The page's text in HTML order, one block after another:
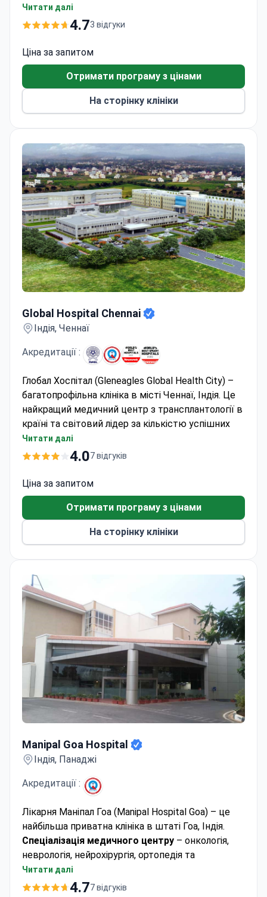
проходять лікування
пацієнтів.
печінки та нирок, онкології, ортопедії та лікуванні
інфекційних захворювань.
Для вибору найефективнішого методу лікування
раку у шпиталі використовуютьсистему
штучного інтелекту IBM Watson.
Читати далі
4.73 відгуки
Ціна за запитом
Отримати програму з цінами
На сторінку клініки
Global Hospital Chennai
Індія, Ченнаї
Акредитації :
Глобал Хоспітал (Gleneagles Global Health City) –
багатопрофільна клініка в місті Ченнаї, Індія. Це
найкращий медичний центр з трансплантології в
країні та світовий лідер за кількістю успішних
пересадок печінки (більше 1 000). Лікарі
госпіталю виконали низку унікальних операцій:
першу комбіновану трансплантацію серця та
нирок.
Спеціалізація клініки– пересадка органів,
трансплантація кісткового мозку, кардіологія,
пульмонологія (лікування легень), онкологія.
Global Hospitals), в якому щорічно проходять
лікування
Читати далі
4.07 відгуків
Ціна за запитом
Отримати програму з цінами
На сторінку клініки
Manipal Goa Hospital
Індія, Панаджі
Акредитації :
Лікарня Маніпал Гоа (Manipal Hospital Goa) – це
найбільша приватна клініка в штаті Гоа, Індія.
Спеціалізація медичного центру – онкологія,
неврологія, нейрохірургія, ортопедія та
лапароскопічна хірургія.
Маніпал Гоа першим серед приватних шпиталів
Читати далі
4.77 відгуків